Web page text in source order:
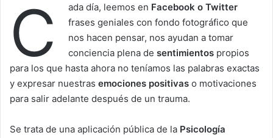
C ada día, leemos en Facebook o Twitter
frases geniales con fondo fotográfico que
nos hacen pensar, nos ayudan a tomar
conciencia plena de sentimientos propios
para los que hasta ahora no teníamos las palabras exactas
y expresar nuestras emociones positivas o motivaciones
para salir adelante después de un trauma.
Se trata de una aplicación pública de la Psicología